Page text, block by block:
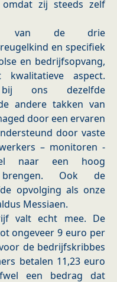
zij steeds zelf
van de drie
en specifiek
en bedrijfsopvang,
aspect.
bij ons dezelfde
andere takken van
door een ervaren
door vaste
– monitoren -
naar een hoog
brengen. Ook de
opvolging als onze
Messiaen.
valt echt mee. De
ongeveer 9 euro per
de bedrijfskribbes
betalen 11,23 euro
een bedrag dat